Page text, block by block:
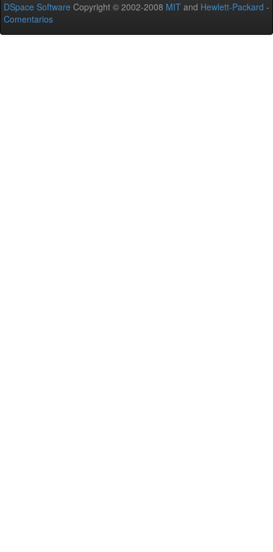
DSpace Software Copyright © 2002-2008 MIT and Hewlett-Packard -
Comentarios